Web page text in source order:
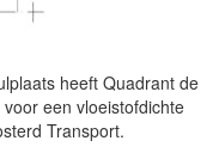
heeft Quadrant de
een vloeistofdichte
Transport.